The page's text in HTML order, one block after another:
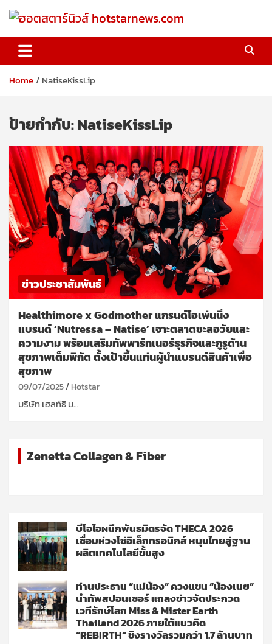
ฮอตสตาร์นิวส์ hotstarnews.com
Home NatiseKissLip
ป้ายกำกับ:NatiseKissLip
ข่าวประชาสัมพันธ์
Healthimore x Godmother แกรนด์โอเพ่นนิ่ง
แบรนด์ ‘Nutressa – Natise’ เจาะตลาดชะลอวัยและ
ความงาม พร้อมเสริมทัพพาร์ทเนอร์ธุรกิจและกูรูด้าน
สุขภาพเต็มพิกัด ตั้งเป้าขึ้นแท่นผู้นำแบรนด์สินค้าเพื่อ
สุขภาพ
09/07/2025 Hotstar
บริษัท เฮลท์ธิ ม…
Zenetta Collagen & Fiber
บีโอไอผนึกพันธมิตรจัด THECA 2026
เชื่อมห่วงโซ่อิเล็กทรอนิกส์ หนุนไทยสู่ฐาน
ผลิตเทคโนโลยีขั้นสูง
ท่านประธาน “แม่น้อง” ควงแขน “น้องเนย”
นำทัพสปอนเซอร์ แถลงข่าวจัดประกวด
เวทีรักษ์โลก Miss & Mister Earth
Thailand 2026 ภายใต้แนวคิด
“REBIRTH” ชิงรางวัลรวมกว่า 1.7 ล้านบาท